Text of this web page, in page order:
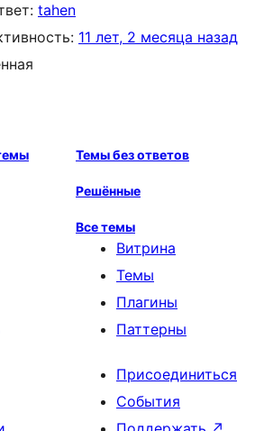
tahen
11 лет, 2 месяца назад
Темы без ответов
Решённые
Все темы
Витрина
Темы
Плагины
Паттерны
Присоединиться
События